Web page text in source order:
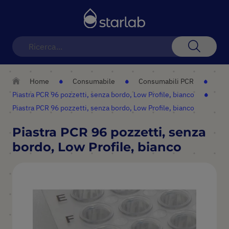
Home Consumabile
Consumabili PCR
Piastra PCR 96 pozzetti, senza bordo, Low Profile, bianco
Piastra PCR 96 pozzetti, senza bordo, Low Profile, bianco
Piastra PCR 96 pozzetti, senza
bordo, Low Profile, bianco